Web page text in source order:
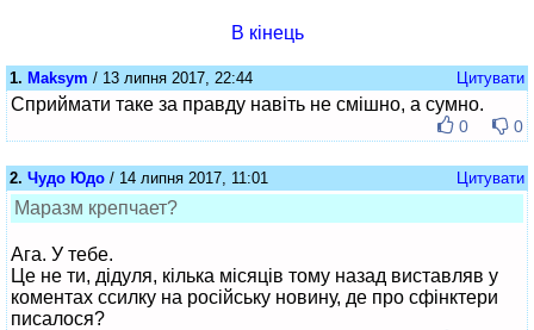
В кінець
1. Maksym / 13 липня 2017, 22:44 Цитувати
Сприймати таке за правду навіть не смішно, а сумно.
0 0
2. Чудо Юдо / 14 липня 2017, 11:01 Цитувати
Маразм крепчает?
Ага. У тебе.
Це не ти, дідуля, кілька місяців тому назад виставляв у
коментах ссилку на російську новину, де про сфінктери
писалося?